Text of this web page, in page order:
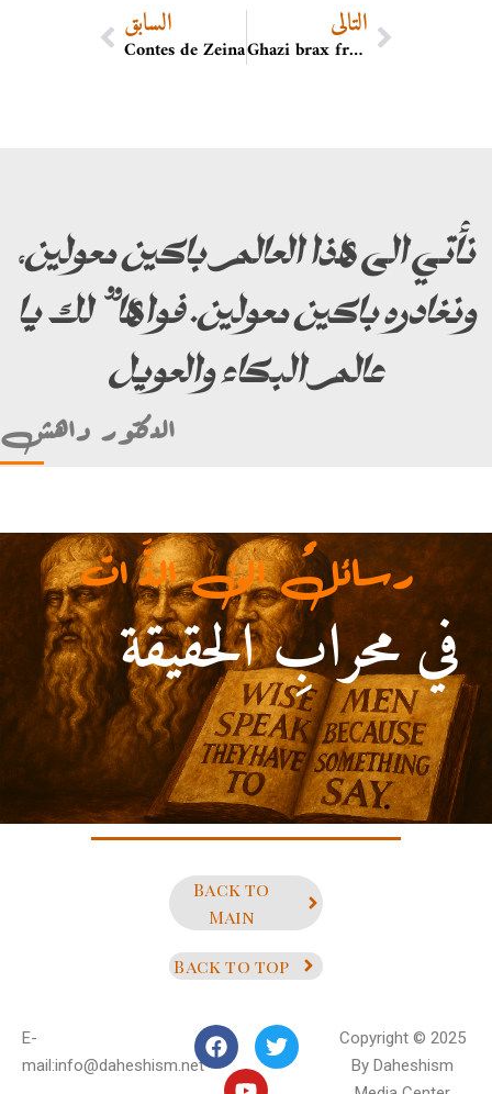
السابق
Contes de Zeina
التالي
Ghazi brax french
نأتي الى هذا العالم باكين معولين،
ونغادره باكين معولين. فواها” لك يا
عالم البكاء والعويل
الدكتور داهش
في محرابِ الحقيقة
. (ألأمام علي بن أبي طالب)
رسائلٌ الى الذَّ ات
Back to
Main
Back to top
E-
mail:info@daheshism.net
Copyright © 2025
By Daheshism